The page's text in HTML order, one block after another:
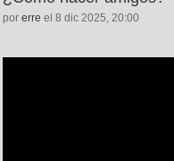
por erre el 8 dic 2025, 20:00